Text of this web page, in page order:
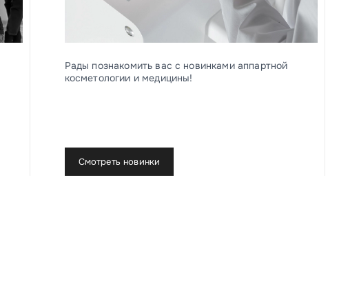
Рады познакомить вас с новинками аппартной
косметологии и медицины!
Смотреть новинки